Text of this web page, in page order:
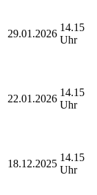
29.01.2026
14.15
Uhr
22.01.2026
14.15
Uhr
18.12.2025
14.15
Uhr